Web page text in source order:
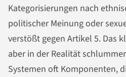
Kategorisierungen nach
politischer Meinung oder
verstößt gegen Artikel 5. Das
aber in der Realität
Systemen oft Komponenten,